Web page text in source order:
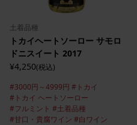
土着品種
トカイヘートソーロー サモロ
ドニスイート 2017
¥4,250(税込)
#3000円～4999円 #トカイ
#トカイ ヘートソーロー
#フルミント #土着品種
#甘口・貴腐ワイン #白ワイン